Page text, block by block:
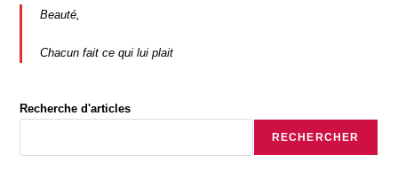
Comment
Beauté,
Chacun fait ce qui lui plait
Recherche d'articles
RECHERCHER